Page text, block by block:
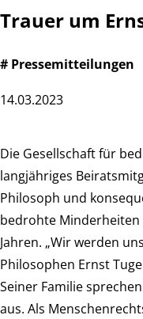
Trauer um
# Pressemitteilungen
14.03.2023
Die Gesellschaft für
langjähriges
Philosoph und
bedrohte
Jahren. „Wir werden
Philosophen Ernst
Seiner Familie
aus. Als